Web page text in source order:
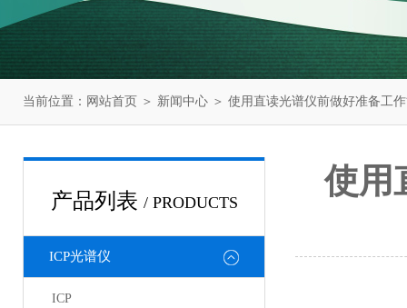
当前位置： 网站首页 ＞ 新闻中心 ＞ 使用直读光谱仪前做好准备工
产品列表 / PRODUCTS
ICP光谱仪
ICP
使用